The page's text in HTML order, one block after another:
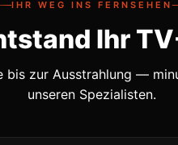
IHR WEG INS FERNSEHEN
Ihr
bis zur Ausstrahlung —
unseren Spezialisten.